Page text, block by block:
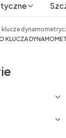
klucze
KLUCZA